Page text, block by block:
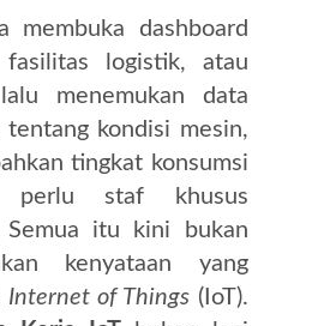
membuka dashboard
logistik, atau
menemukan data
tentang kondisi mesin,
tingkat konsumsi
perlu staf khusus
Semua itu kini bukan
kenyataan yang
Internet of Things (IoT).